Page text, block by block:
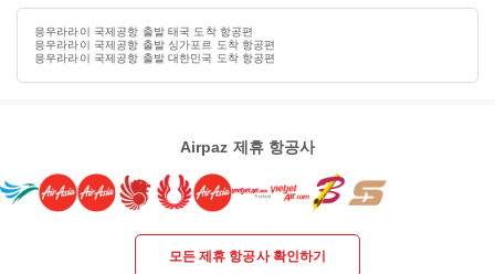
응우라라이 국제공항 출발 태국 도착 항공편
응우라라이 국제공항 출발 싱가포르 도착 항공편
응우라라이 국제공항 출발 대한민국 도착 항공편
Airpaz 제휴 항공사
모든 제휴 항공사 확인하기